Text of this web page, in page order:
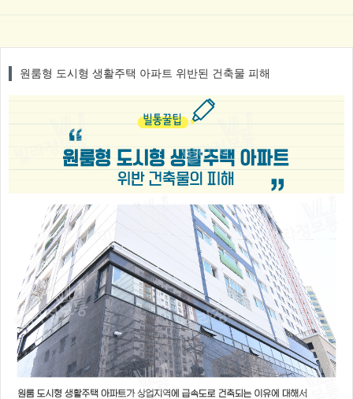
원룸형 도시형 생활주택 아파트 위반된 건축물 피해